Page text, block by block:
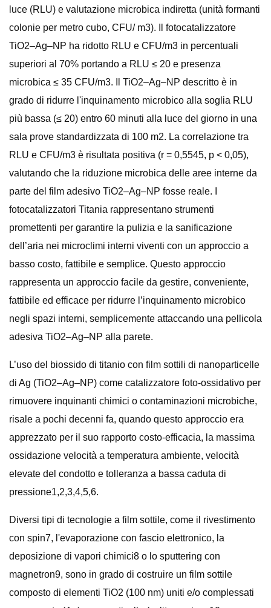
luce (RLU) e valutazione microbica indiretta (unità formanti
colonie per metro cubo, CFU/ m3). Il fotocatalizzatore
TiO2–Ag–NP ha ridotto RLU e CFU/m3 in percentuali
superiori al 70% portando a RLU ≤ 20 e presenza
microbica ≤ 35 CFU/m3. Il TiO2–Ag–NP descritto è in
grado di ridurre l'inquinamento microbico alla soglia RLU
più bassa (≤ 20) entro 60 minuti alla luce del giorno in una
sala prove standardizzata di 100 m2. La correlazione tra
RLU e CFU/m3 è risultata positiva (r = 0,5545, p < 0,05),
valutando che la riduzione microbica delle aree interne da
parte del film adesivo TiO2–Ag–NP fosse reale. I
fotocatalizzatori Titania rappresentano strumenti
promettenti per garantire la pulizia e la sanificazione
dell’aria nei microclimi interni viventi con un approccio a
basso costo, fattibile e semplice. Questo approccio
rappresenta un approccio facile da gestire, conveniente,
fattibile ed efficace per ridurre l’inquinamento microbico
negli spazi interni, semplicemente attaccando una pellicola
adesiva TiO2–Ag–NP alla parete.
L’uso del biossido di titanio con film sottili di nanoparticelle
di Ag (TiO2–Ag–NP) come catalizzatore foto-ossidativo per
rimuovere inquinanti chimici o contaminazioni microbiche,
risale a pochi decenni fa, quando questo approccio era
apprezzato per il suo rapporto costo-efficacia, la massima
ossidazione velocità a temperatura ambiente, velocità
elevate del condotto e tolleranza a bassa caduta di
pressione1,2,3,4,5,6.
Diversi tipi di tecnologie a film sottile, come il rivestimento
con spin7, l'evaporazione con fascio elettronico, la
deposizione di vapori chimici8 o lo sputtering con
magnetron9, sono in grado di costruire un film sottile
composto di elementi TiO2 (100 nm) uniti e/o complessati